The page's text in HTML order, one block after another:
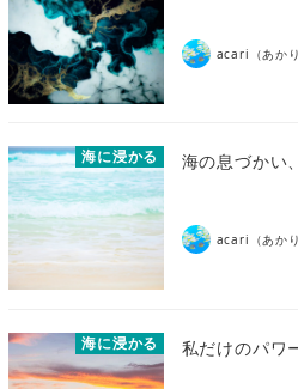
acari（あかり
海に浸かる 海の息づかい
acari（あかり
海に浸かる 私だけのパワ